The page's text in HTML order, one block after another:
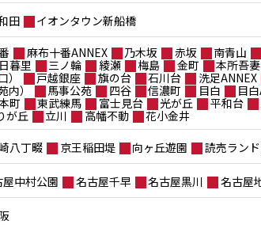
田 イオンタウン新船橋
麻布十番ANNEX 乃木坂 赤坂 南青山
日暮里 三ノ輪 綾瀬 梅島 金町 本所吾
戸越銀座 旗の台 石川台 洗足ANNEX
）
馬事公苑 四谷 信濃町 目白 目
町 東武練馬 富士見台 光が丘 平和台
が丘
立川 高幡不動
花小金井
八丁畷 京王稲田堤 向ヶ丘遊園 読売ラン
屋中村公園 名古屋千早 名古屋黒川 名古屋